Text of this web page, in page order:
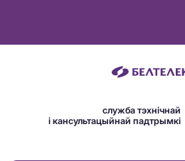
служба тэхнічнай
і кансультацыйнай падтрымкі